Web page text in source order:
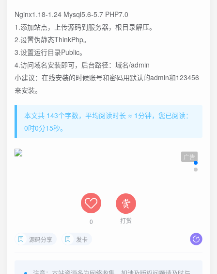
Nginx1.18-1.24 Mysql5.6-5.7 PHP7.0
1.添加站点，上传源码到服务器，根目录解压。
2.设置伪静态ThinkPhp。
3.设置运行目录Public。
4.访问域名安装即可，后台路径：域名/admin
小建议：在线安装的时候账号和密码用默认的admin和123456
来安装。
本文共 143个字数，平均阅读时长 ≈ 1分钟，您已阅读：
0时0分15秒。
广告
0 打赏
源码分享 发卡